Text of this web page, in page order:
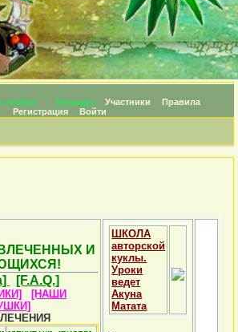
топики Награды Участники
Правила
Регистрация
Войти
И
[F.A.Q.]
[НАШИ
ШКОЛА
авторской
куклы.
Уроки
ведет
Акуна
Матата